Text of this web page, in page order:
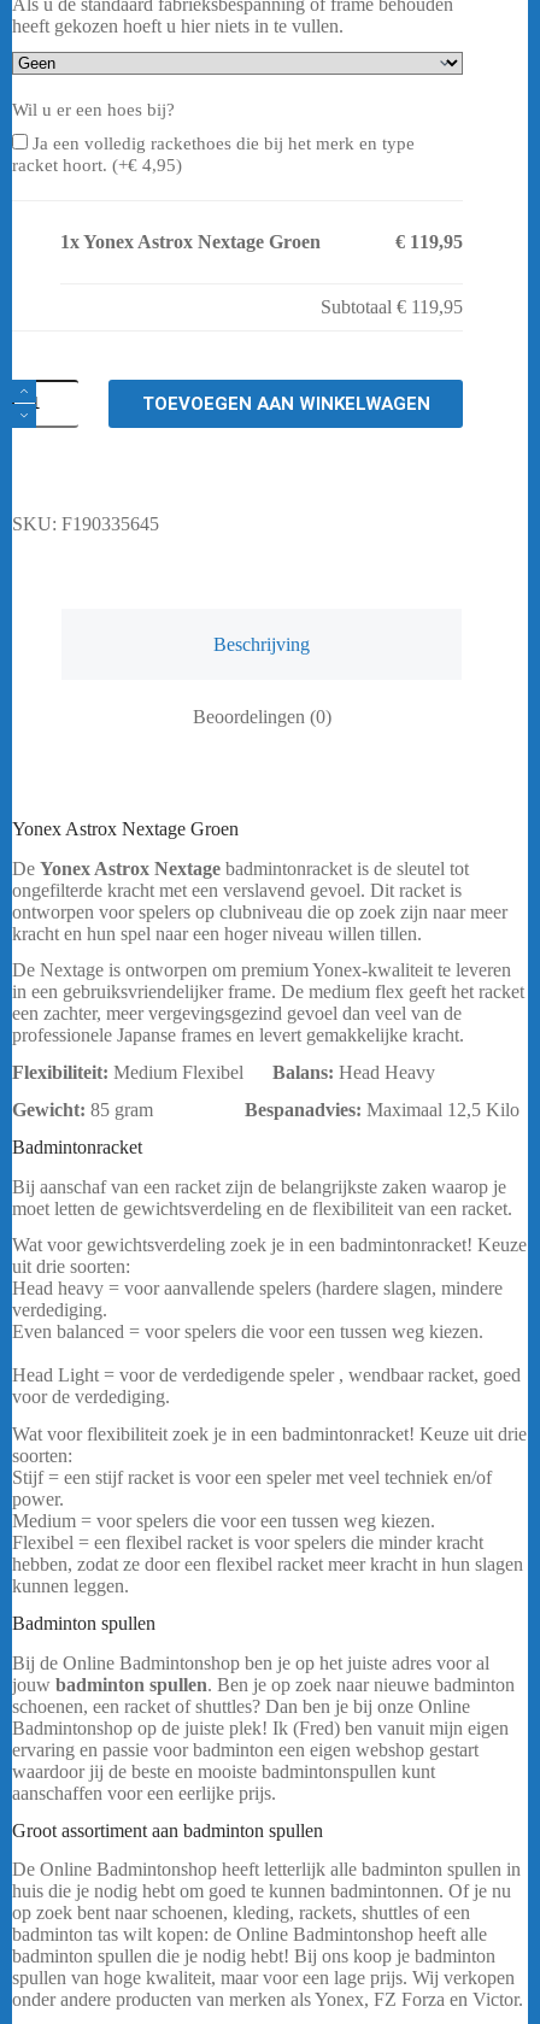
heeft gekozen hoeft u hier niets in te vullen.
Wil u er een hoes bij?
Ja een volledig rackethoes die bij het merk en type
racket hoort. (+€ 4,95)
1xYonex Astrox Nextage Groen € 119,95
Subtotaal€ 119,95
Yonex
Astrox
Nextage
TOEVOEGEN AAN WINKELWAGEN
SKU: F190335645
Beschrijving
Beoordelingen (0)
Yonex Astrox Nextage Groen
De Yonex Astrox Nextage badmintonracket is de sleutel tot
ongefilterde kracht met een verslavend gevoel. Dit racket is
ontworpen voor spelers op clubniveau die op zoek zijn naar meer
kracht en hun spel naar een hoger niveau willen tillen.
De Nextage is ontworpen om premium Yonex-kwaliteit te leveren
in een gebruiksvriendelijker frame. De medium flex geeft het racket
een zachter, meer vergevingsgezind gevoel dan veel van de
professionele Japanse frames en levert gemakkelijke kracht.
Flexibiliteit: Medium Flexibel Balans: Head Heavy
Gewicht: 85 gram Bespanadvies: Maximaal 12,5 Kilo
Badmintonracket
Bij aanschaf van een racket zijn de belangrijkste zaken waarop je
moet letten de gewichtsverdeling en de flexibiliteit van een racket.
Wat voor gewichtsverdeling zoek je in een badmintonracket! Keuze
uit drie soorten:
Head heavy = voor aanvallende spelers (hardere slagen, mindere
verdediging.
Even balanced = voor spelers die voor een tussen weg kiezen.
Head Light = voor de verdedigende speler , wendbaar racket, goed
voor de verdediging.
Wat voor flexibiliteit zoek je in een badmintonracket! Keuze uit drie
soorten:
Stijf = een stijf racket is voor een speler met veel techniek en/of
power.
Medium = voor spelers die voor een tussen weg kiezen.
Flexibel = een flexibel racket is voor spelers die minder kracht
hebben, zodat ze door een flexibel racket meer kracht in hun slagen
kunnen leggen.
Badminton spullen
Bij de Online Badmintonshop ben je op het juiste adres voor al
jouw badminton spullen. Ben je op zoek naar nieuwe badminton
schoenen, een racket of shuttles? Dan ben je bij onze Online
Badmintonshop op de juiste plek! Ik (Fred) ben vanuit mijn eigen
ervaring en passie voor badminton een eigen webshop gestart
waardoor jij de beste en mooiste badmintonspullen kunt
aanschaffen voor een eerlijke prijs.
Groot assortiment aan badminton spullen
De Online Badmintonshop heeft letterlijk alle badminton spullen in
huis die je nodig hebt om goed te kunnen badmintonnen. Of je nu
op zoek bent naar schoenen, kleding, rackets, shuttles of een
badminton tas wilt kopen: de Online Badmintonshop heeft alle
badminton spullen die je nodig hebt! Bij ons koop je badminton
spullen van hoge kwaliteit, maar voor een lage prijs. Wij verkopen
onder andere producten van merken als Yonex, FZ Forza en Victor.